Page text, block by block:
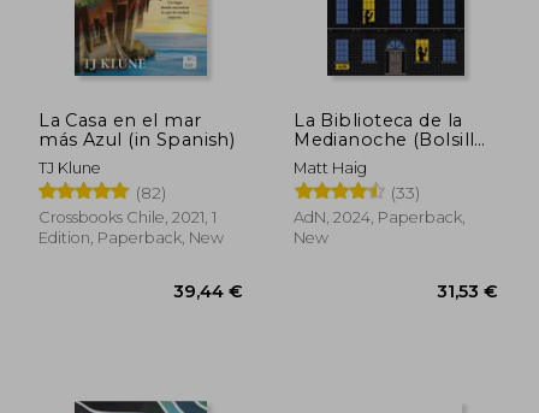
42,36 €
La Casa en el mar
más Azul (in Spanish)
TJ Klune
(82)
Crossbooks Chile, 2021, 1
Edition, Paperback, New
La Biblioteca de la
Medianoche (Bolsillo)
(in Spanish)
Matt Haig
(33)
AdN, 2024, Paperback,
New